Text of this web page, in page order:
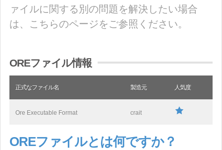
ァイルに関する別の問題を解決したい場合
は、こちらのページをご参照ください。
OREファイル情報
正式なファイル名 製造元 人気度
Ore Executable Format crait
OREファイルとは何ですか？